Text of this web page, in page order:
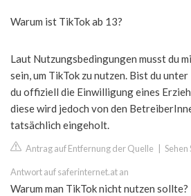
Warum ist TikTok ab 13?
Laut Nutzungsbedingungen musst du
sein, um TikTok zu nutzen. Bist du
du offiziell die Einwilligung eines
diese wird jedoch von den
tatsächlich eingeholt.
Antrag auf Entfernung der Quelle Sehen
Antwort auf saferinternet.at an
Warum man TikTok nicht nutzen sollte?